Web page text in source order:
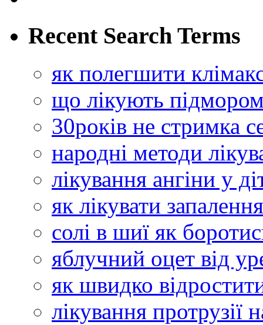
Recent Search Terms
як полегшити
що лікують
30років не стримка
народні методи
лікування ангіни у
як лікувати
солі в шиї як
яблучний оцет від
як швидко
лікування